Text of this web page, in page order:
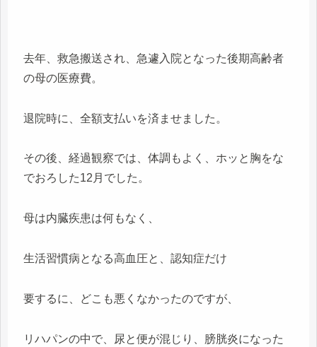
去年、救急搬送され、急遽入院となった後期高齢者
の母の医療費。
退院時に、全額支払いを済ませました。
その後、経過観察では、体調もよく、ホッと胸をな
でおろした12月でした。
母は内臓疾患は何もなく、
生活習慣病となる高血圧と、認知症だけ
要するに、どこも悪くなかったのですが、
リハパンの中で、尿と便が混じり、膀胱炎になった